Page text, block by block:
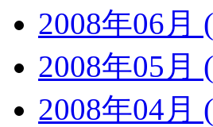
2008年06月
2008年05月
2008年04月